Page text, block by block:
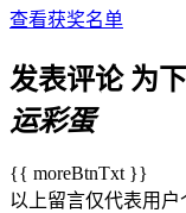
查看获奖名单
发表评论 为
运彩蛋
{{ moreBtnTxt }}
以上留言仅代表用